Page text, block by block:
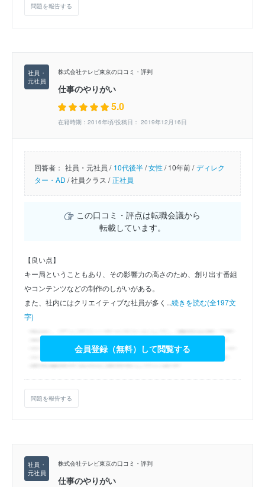
問題を報告する
株式会社テレビ東京の口コミ・評判
仕事のやりがい
5.0
在籍時期：2016年頃/投稿日： 2019年12月16日
回答者： 社員・元社員 / 10代後半/女性/10年前 / ディレク
ター・AD /社員クラス / 正社員
この口コミ・評点は転職会議から
転載しています。
【良い点】
キー局ということもあり、その影響力の高さのため、創り出す番組
やコンテンツなどの制作のしがいがある。
また、社内にはクリエイティブな社員が多く...続きを読む(全197文
字)
会員登録（無料）して閲覧する
問題を報告する
株式会社テレビ東京の口コミ・評判
仕事のやりがい